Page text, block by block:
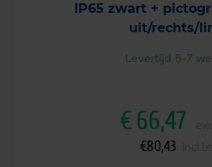
IP65 zwart +
uit/rechts/
Levertijd 5-7
€66,47
€80,43